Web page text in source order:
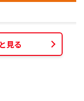
見る